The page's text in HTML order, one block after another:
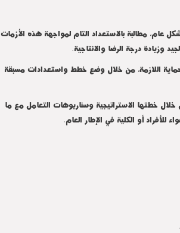
عام، مطالبة بالاستعداد التام لمواجهة هذه الأزمات
وزيادة درجة الرضا والانتاجية.
اللازمة، من خلال وضع خطط واستعدادات مسبقة
خطتها الاستراتيجية وسناريوهات التعامل مع ما
أو الكلية في الإطار العام.